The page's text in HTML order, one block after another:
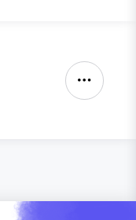
Autres